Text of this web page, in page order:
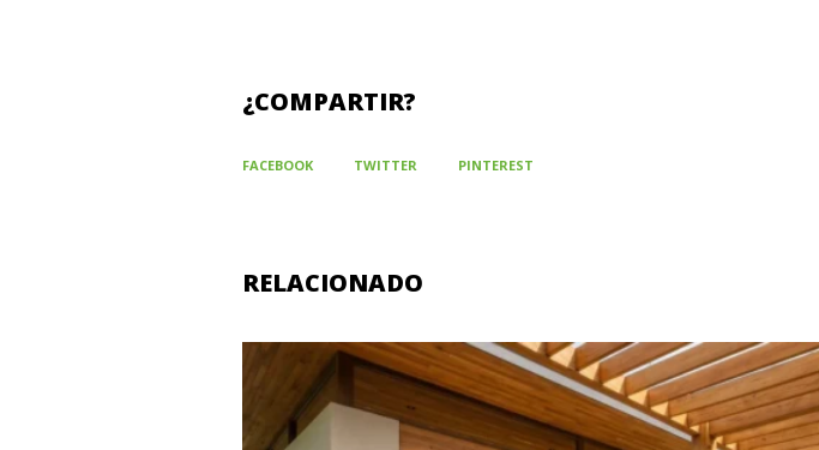
¿COMPARTIR?
FACEBOOK TWITTER PINTEREST
RELACIONADO